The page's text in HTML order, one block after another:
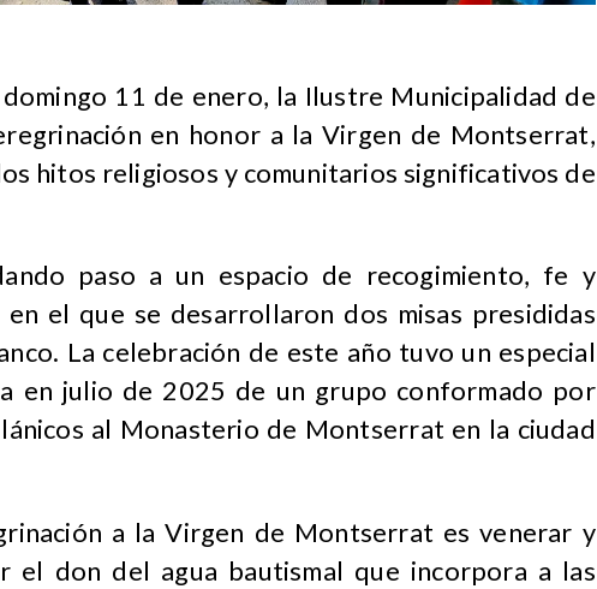
11 de enero, la Ilustre Municipalidad de
en honor a la Virgen de Montserrat,
hitos religiosos y comunitarios significativos de
paso a un espacio de recogimiento, fe y
el que se desarrollaron dos misas presididas
La celebración de este año tuvo un especial
en julio de 2025 de un grupo conformado por
al Monasterio de Montserrat en la ciudad
a la Virgen de Montserrat es venerar y
el don del agua bautismal que incorpora a las